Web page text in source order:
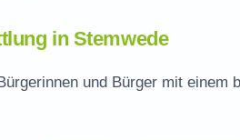
in Stemwede
und Bürger mit einem